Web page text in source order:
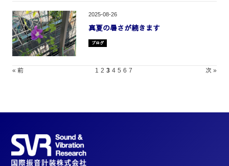
2025-08-26
真夏の暑さが続きます
ブログ
« 前 1 2 3 4 5 6 7 次 »